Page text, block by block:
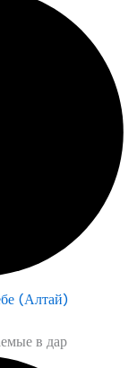
(Алтай)
в дар